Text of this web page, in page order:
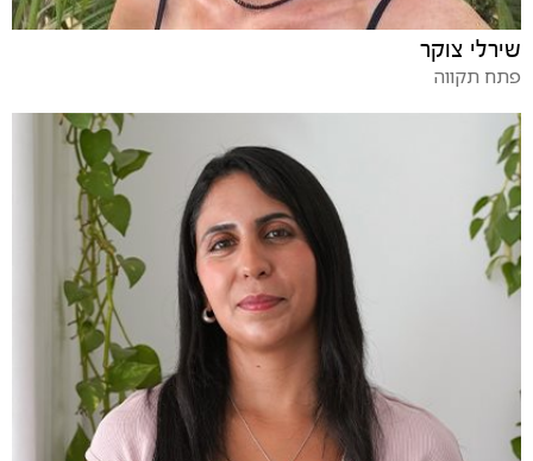
שירלי צוקר
פתח תקווה